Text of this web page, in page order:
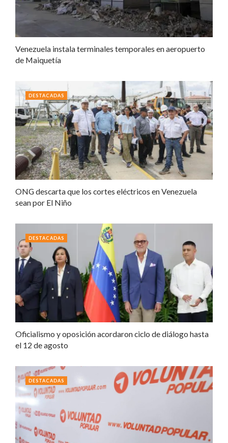
Venezuela instala terminales temporales en aeropuerto
de Maiquetía
ONG descarta que los cortes eléctricos en Venezuela
sean por El Niño
DESTACADAS
Oficialismo y oposición acordaron ciclo de diálogo hasta
el 12 de agosto
DESTACADAS
DESTACADAS